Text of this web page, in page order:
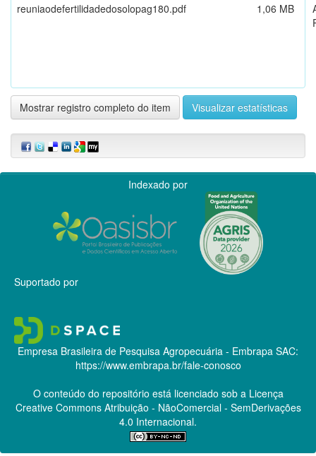
reuniaodefertilidadedosolopag180.pdf
1,06 MB
Mostrar registro completo do item Visualizar estatísticas
Indexado por
Suportado por
Empresa Brasileira de Pesquisa Agropecuária - Embrapa SAC:
https://www.embrapa.br/fale-conosco
O conteúdo do repositório está licenciado sob a Licença
Creative CommonsAtribuição - NãoComercial - SemDerivações
4.0 Internacional.